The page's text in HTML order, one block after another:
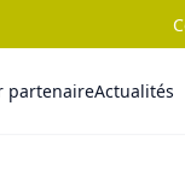
partenaireActualités